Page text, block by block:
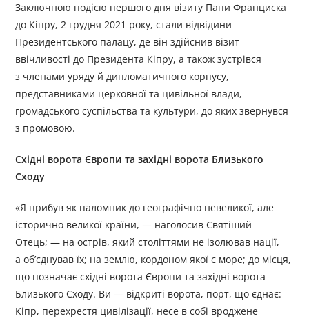
Заключною подією першого дня візиту Папи Франциска
до Кіпру, 2 грудня 2021 року, стали відвідини
Президентського палацу, де він здійснив візит
ввічливості до Президента Кіпру, а також зустрівся
з членами уряду й дипломатичного корпусу,
представниками церковної та цивільної влади,
громадського суспільства та культури, до яких звернувся
з промовою.
Східні ворота Європи та західні ворота Близького
Сходу
«Я прибув як паломник до географічно невеликої, але
історично великої країни, — наголосив Святіший
Отець; — на острів, який століттями не ізолював нації,
а об’єднував їх; на землю, кордоном якої є море; до місця,
що позначає східні ворота Європи та західні ворота
Близького Сходу. Ви — відкриті ворота, порт, що єднає:
Кіпр, перехрестя цивілізації, несе в собі вроджене